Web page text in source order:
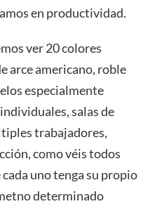
en productividad.
ver 20 colores
arce americano, roble
especialmente
salas de
trabajadores,
como véis todos
uno tenga su propio
determinado